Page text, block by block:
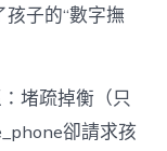
子的“數字撫
堵疏掉衡（只
卻請求孩